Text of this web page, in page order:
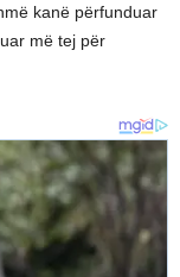
kanë përfunduar
më tej për